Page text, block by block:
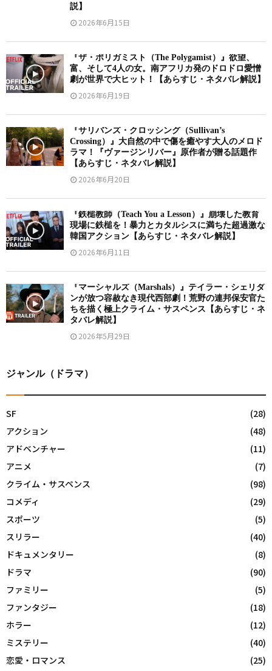
説】
2026年6月15日
『ザ・ポリガミスト（The Polygamist）』欲望、
富、そして4人の女。南アフリカ発のドロドロ愛憎
劇が世界で大ヒット！【あらすじ・ネタバレ解説】
2026年6月19日
『サリバンズ・クロッシング（Sullivan’s
Crossing）』大自然の中で傷を癒やす大人のメロド
ラマ！『ヴァージンリバー』原作者が贈る話題作
【あらすじ・ネタバレ解説】
2026年6月20日
『鉄槌教師（Teach You a Lesson）』崩壊した教育
現場に鉄槌を！暴力とカタルシスに満ちた超過激な
韓国アクション【あらすじ・ネタバレ解説】
2026年6月11日
『マーシャルズ（Marshals）』テイラー・シェリダ
ンが放つ容赦なき現代西部劇！荒野の連邦保安官た
ちを描く極上クライム・サスペンス【あらすじ・ネ
タバレ解説】
2026年5月29日
ジャンル（ドラマ）
SF
(28)
アクション
(48)
アドベンチャー
(11)
アニメ
(7)
クライム・サスペンス
(98)
コメディ
(29)
スポーツ
(5)
スリラー
(40)
ドキュメンタリー
(8)
ドラマ
(90)
ファミリー
(5)
ファンタジー
(18)
ホラー
(12)
ミステリー
(40)
恋愛・ロマンス
(25)